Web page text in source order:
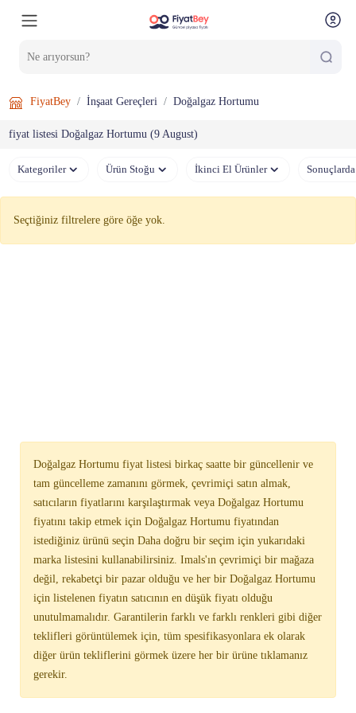
FiyatBey İnşaat Gereçleri Doğalgaz Hortumu
fiyat listesi Doğalgaz Hortumu (9 August)
Kategoriler Ürün Stoğu İkinci El Ürünler
Seçtiğiniz filtrelere göre öğe yok.
Doğalgaz Hortumu fiyat listesi birkaç saatte bir güncellenir ve
tam güncelleme zamanını görmek, çevrimiçi satın almak,
satıcıların fiyatlarını karşılaştırmak veya Doğalgaz Hortumu
fiyatını takip etmek için Doğalgaz Hortumu fiyatından
istediğiniz ürünü seçin Daha doğru bir seçim için yukarıdaki
marka listesini kullanabilirsiniz. Imals'ın çevrimiçi bir mağaza
değil, rekabetçi bir pazar olduğu ve her bir Doğalgaz Hortumu
için listelenen fiyatın satıcının en düşük fiyatı olduğu
unutulmamalıdır. Garantilerin farklı ve farklı renkleri gibi diğer
teklifleri görüntülemek için, tüm spesifikasyonlara ek olarak
diğer ürün tekliflerini görmek üzere her bir ürüne tıklamanız
gerekir.